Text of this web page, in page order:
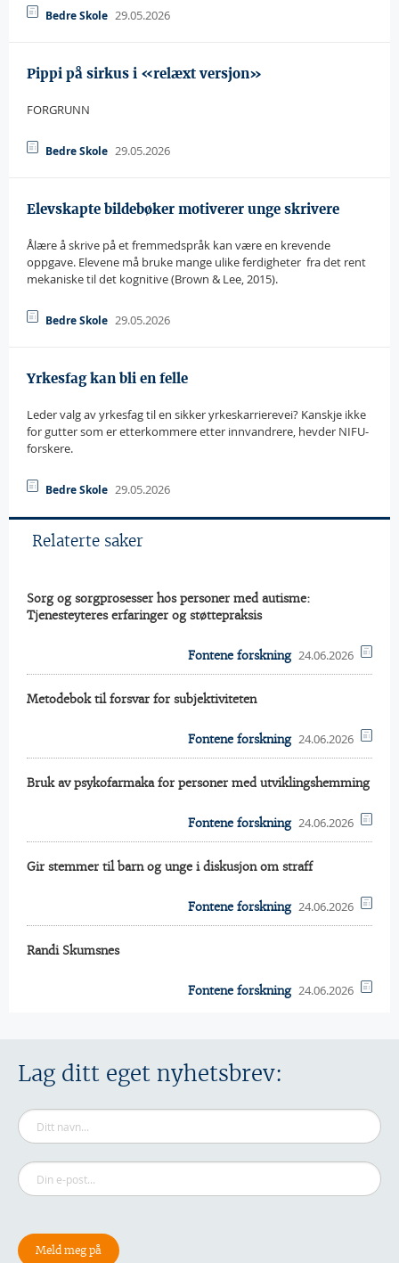
Bedre Skole 29.05.2026
Pippi på sirkus i «relæxt versjon»
FORGRUNN 
Bedre Skole 29.05.2026
Elevskapte bildebøker motiverer unge skrivere
Ålære å skrive på et fremmedspråk kan være en krevende
oppgave. Elevene må bruke mange ulike ferdigheter  fra det rent
mekaniske til det kognitive (Brown & Lee, 2015).
Bedre Skole 29.05.2026
Yrkesfag kan bli en felle
Leder valg av yrkesfag til en sikker yrkeskarrierevei? Kanskje ikke
for gutter som er etterkommere etter innvandrere, hevder NIFU-
forskere.
Bedre Skole 29.05.2026
Relaterte saker
Sorg og sorgprosesser hos personer med autisme:
Tjenesteyteres erfaringer og støttepraksis
Fontene forskning 24.06.2026
Metodebok til forsvar for subjektiviteten
Fontene forskning 24.06.2026
Bruk av psykofarmaka for personer med utviklingshemming
Fontene forskning 24.06.2026
Gir stemmer til barn og unge i diskusjon om straff
Fontene forskning 24.06.2026
Randi Skumsnes
Fontene forskning 24.06.2026
Lag ditt eget nyhetsbrev: